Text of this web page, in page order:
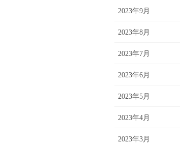
2023年9月
2023年8月
2023年7月
2023年6月
2023年5月
2023年4月
2023年3月